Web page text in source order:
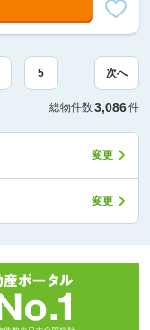
5 次へ
総物件数3,086件
変更
変更